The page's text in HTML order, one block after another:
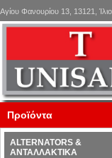
Αγίου Φανουρίου 13, 13121,
Προϊόντα
ALTERNATORS &
ΑΝΤΑΛΛΑΚΤΙΚΑ